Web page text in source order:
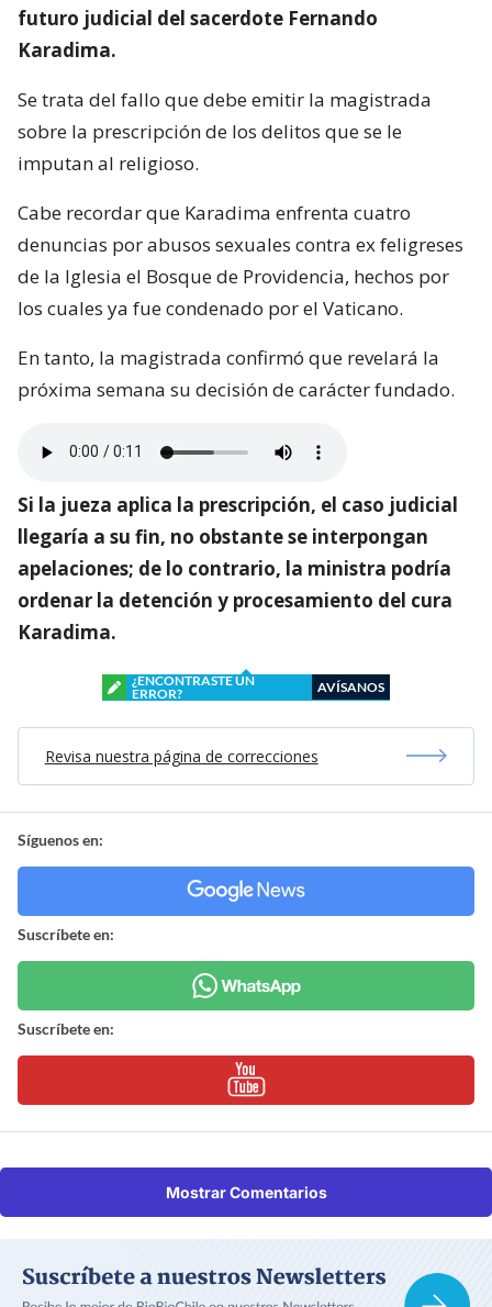
futuro judicial del sacerdote Fernando
Karadima.
Se trata del fallo que debe emitir la magistrada
sobre la prescripción de los delitos que se le
imputan al religioso.
Cabe recordar que Karadima enfrenta cuatro
denuncias por abusos sexuales contra ex feligreses
de la Iglesia el Bosque de Providencia, hechos por
los cuales ya fue condenado por el Vaticano.
En tanto, la magistrada confirmó que revelará la
próxima semana su decisión de carácter fundado.
Si la jueza aplica la prescripción, el caso judicial
llegaría a su fin, no obstante se interpongan
apelaciones; de lo contrario, la ministra podría
ordenar la detención y procesamiento del cura
Karadima.
¿ENCONTRASTE UN
ERROR?
AVÍSANOS
Revisa nuestra página de correcciones
Síguenos en:
Suscríbete en:
Suscríbete en:
Mostrar Comentarios